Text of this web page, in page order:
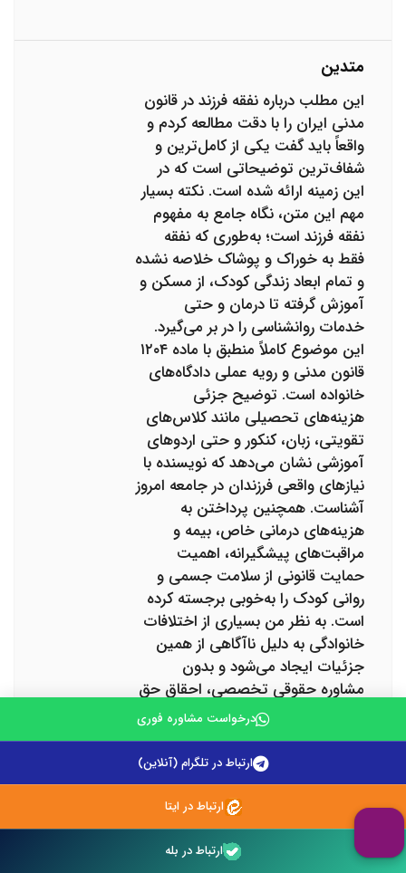
متدین
این مطلب درباره نفقه فرزند در قانون
مدنی ایران را با دقت مطالعه کردم و
واقعاً باید گفت یکی از کامل‌ترین و
شفاف‌ترین توضیحاتی است که در
این زمینه ارائه شده است. نکته بسیار
مهم این متن، نگاه جامع به مفهوم
نفقه فرزند است؛ به‌طوری که نفقه
فقط به خوراک و پوشاک خلاصه نشده
و تمام ابعاد زندگی کودک، از مسکن و
آموزش گرفته تا درمان و حتی
خدمات روانشناسی را در بر می‌گیرد.
این موضوع کاملاً منطبق با ماده ۱۲۰۴
قانون مدنی و رویه عملی دادگاه‌های
خانواده است. توضیح جزئی
هزینه‌های تحصیلی مانند کلاس‌های
تقویتی، زبان، کنکور و حتی اردوهای
آموزشی نشان می‌دهد که نویسنده با
نیازهای واقعی فرزندان در جامعه امروز
آشناست. همچنین پرداختن به
هزینه‌های درمانی خاص، بیمه و
مراقبت‌های پیشگیرانه، اهمیت
حمایت قانونی از سلامت جسمی و
روانی کودک را به‌خوبی برجسته کرده
است. به نظر من بسیاری از اختلافات
خانوادگی به دلیل ناآگاهی از همین
جزئیات ایجاد می‌شود و بدون
مشاوره حقوقی تخصصی، احقاق حق
فرزند دشوار خواهد بود. پیشنهاد
می‌کنم برای تعیین دقیق و عادلانه
نفقه، حتماً از راهنمایی آقای دکتر
توکلی و خدمات حرفه‌ای سایت وکلای
تلفنی استفاده شود تا حقوق کودک
به‌صورت کامل و قانونی تأمین گردد
درخواست مشاوره فوری
ارتباط در تلگرام (آنلاین)
ارتباط در ایتا
ارتباط در بله